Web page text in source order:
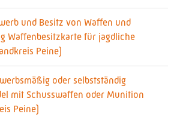
und Besitz von Waffen und
Waffenbesitzkarte für jagdliche
Peine)
oder selbstständig
mit Schusswaffen oder Munition
Peine)